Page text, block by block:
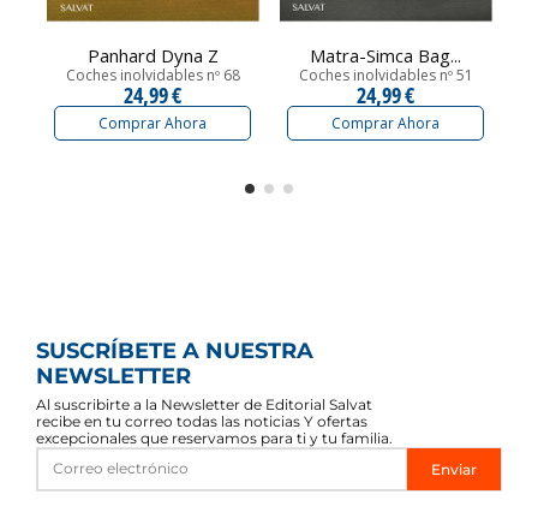
Panhard Dyna Z
Coches inolvidables nº 68
24,99 €
Comprar Ahora
Matra-Simca Bag...
Coches inolvidables nº 51
24,99 €
Comprar Ahora
SUSCRÍBETE A NUESTRA
NEWSLETTER
Al suscribirte a la Newsletter de Editorial Salvat
recibe en tu correo todas las noticias Y ofertas
excepcionales que reservamos para ti y tu familia.
Enviar